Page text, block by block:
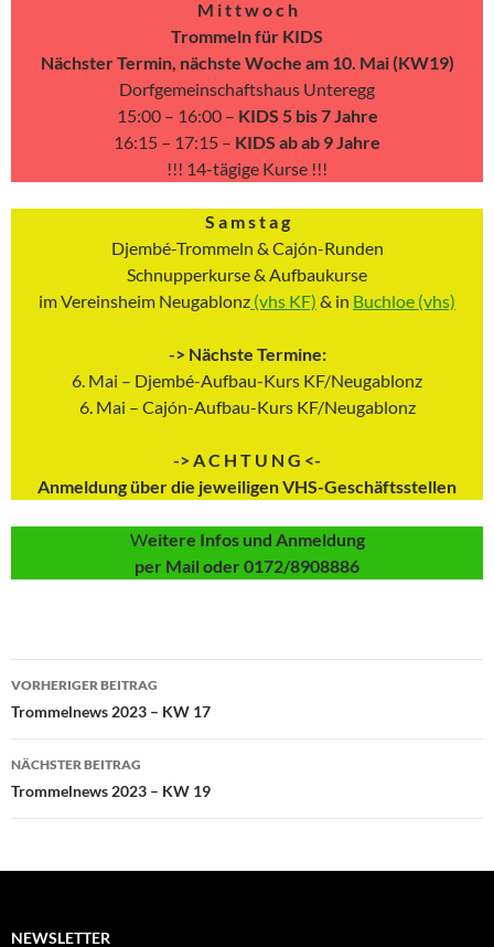
M i t t w o c h
Trommeln für KIDS
Nächster Termin, nächste Woche am 10. Mai (KW19)
Dorfgemeinschaftshaus Unteregg
15:00 – 16:00 – KIDS 5 bis 7 Jahre
16:15 – 17:15 – KIDS ab ab 9 Jahre
!!! 14-tägige Kurse !!!
S a m s t a g
Djembé-Trommeln & Cajón-Runden
Schnupperkurse & Aufbaukurse
im Vereinsheim Neugablonz (vhs KF) & in Buchloe (vhs)
-> Nächste Termine:
6. Mai – Djembé-Aufbau-Kurs KF/Neugablonz
6. Mai – Cajón-Aufbau-Kurs KF/Neugablonz
-> A C H T U N G <-
Anmeldung über die jeweiligen VHS-Geschäftsstellen
Weitere Infos und Anmeldung
per Mail oder 0172/8908886
Beitragsnavigation
VORHERIGER BEITRAG
Trommelnews 2023 – KW 17
NÄCHSTER BEITRAG
Trommelnews 2023 – KW 19
NEWSLETTER